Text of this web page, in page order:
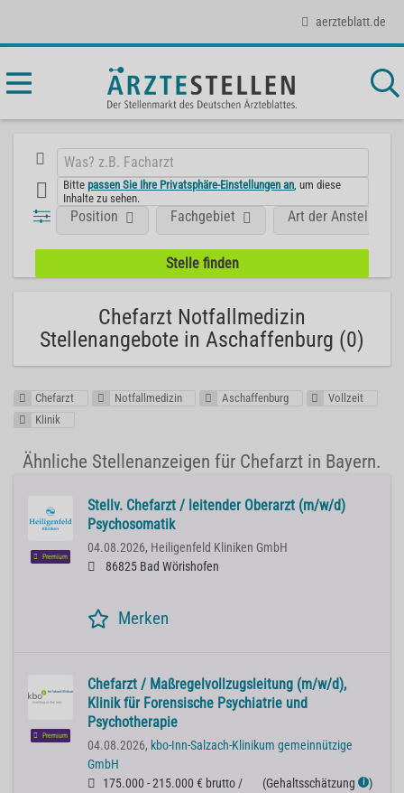
aerzteblatt.de
Bittepassen Sie Ihre Privatsphäre-Einstellungen an , um diese
Inhalte zu sehen.
Position Fachgebiet Art der Anstellung
Chefarzt Notfallmedizin
Stellenangebote in Aschaffenburg (0)
Chefarzt Notfallmedizin Aschaffenburg
Vollzeit
Klinik
Ähnliche Stellenanzeigen für Chefarzt in Bayern.
Premium
Stellv. Chefarzt / leitender Oberarzt (m/w/d)
Psychosomatik
04.08.2026, Heiligenfeld Kliniken GmbH
86825 Bad Wörishofen
Merken
Premium
Chefarzt / Maßregelvollzugsleitung (m/w/d),
Klinik für Forensische Psychiatrie und
Psychotherapie
04.08.2026, kbo-Inn-Salzach-Klinikum gemeinnützige
GmbH
175.000 - 215.000 € brutto /
(Gehaltsschätzung ℹ )